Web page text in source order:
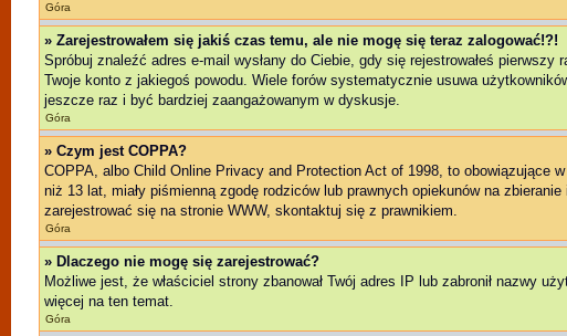
Góra
» Zarejestrowałem się jakiś czas temu, ale nie mogę się teraz zalogować!?!
Spróbuj znaleźć adres e-mail wysłany do Ciebie, gdy się rejestrowałeś
Twoje konto z jakiegoś powodu. Wiele forów systematycznie usuwa
jeszcze raz i być bardziej zaangażowanym w dyskusje.
Góra
» Czym jest COPPA?
COPPA, albo Child Online Privacy and Protection Act of 1998, to obowiązujące
niż 13 lat, miały piśmienną zgodę rodziców lub prawnych opiekunów na
zarejestrować się na stronie WWW, skontaktuj się z prawnikiem.
Góra
» Dlaczego nie mogę się zarejestrować?
Możliwe jest, że właściciel strony zbanował Twój adres IP lub zabronił nazwy
więcej na ten temat.
Góra